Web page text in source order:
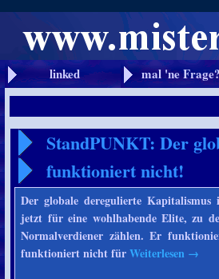
linked
mal 'ne
StandPUNKT: Der
funktioniert nicht!
Der globale deregulierte
jetzt für eine wohlhabende Elite, zu
Normalverdiener zählen. Er
funktioniert nicht fürWeiterlesen →